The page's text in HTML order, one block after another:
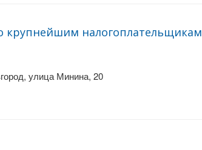
налогоплательщикам
улица Минина, 20